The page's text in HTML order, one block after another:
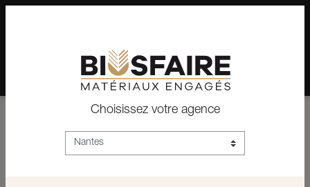
Depuis plus de 15 ans, conseil et vente de matériaux pour un
habitat pérenne.
Se tourner vers les peintures
Choisissez votre agence